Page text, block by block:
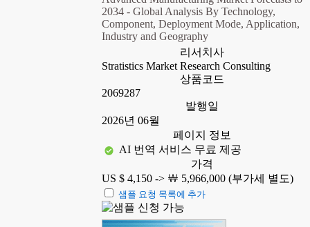
2034 - Global Analysis By Technology,
Component, Deployment Mode, Application,
Industry and Geography
리서치사
Stratistics Market Research Consulting
상품코드
2069287
발행일
2026년 06월
페이지 정보
AI 번역 서비스 무료 제공
가격
US $ 4,150 -> ￦ 5,966,000 (부가세 별도)
샘플 요청 목록에 추가